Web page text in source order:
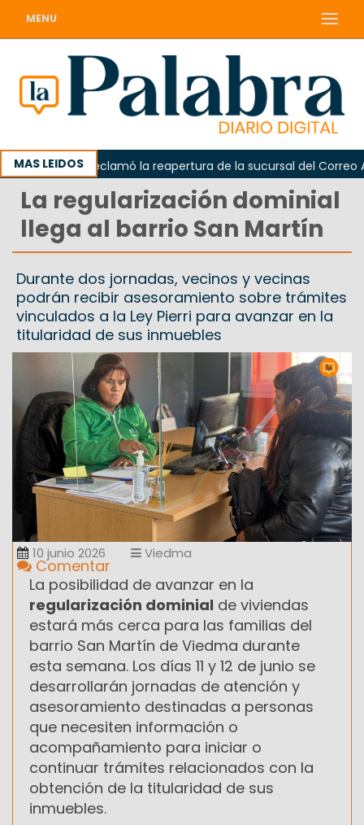
MENU
MAS LEIDOS
Odarda reclamó la reapertura de la sucursal del Correo
La regularización dominial
llega al barrio San Martín
Durante dos jornadas, vecinos y vecinas
podrán recibir asesoramiento sobre trámites
vinculados a la Ley Pierri para avanzar en la
titularidad de sus inmuebles
10 junio 2026 Viedma
Comentar
La posibilidad de avanzar en la
regularización dominial de viviendas
estará más cerca para las familias del
barrio San Martín de Viedma durante
esta semana. Los días 11 y 12 de junio se
desarrollarán jornadas de atención y
asesoramiento destinadas a personas
que necesiten información o
acompañamiento para iniciar o
continuar trámites relacionados con la
obtención de la titularidad de sus
inmuebles.